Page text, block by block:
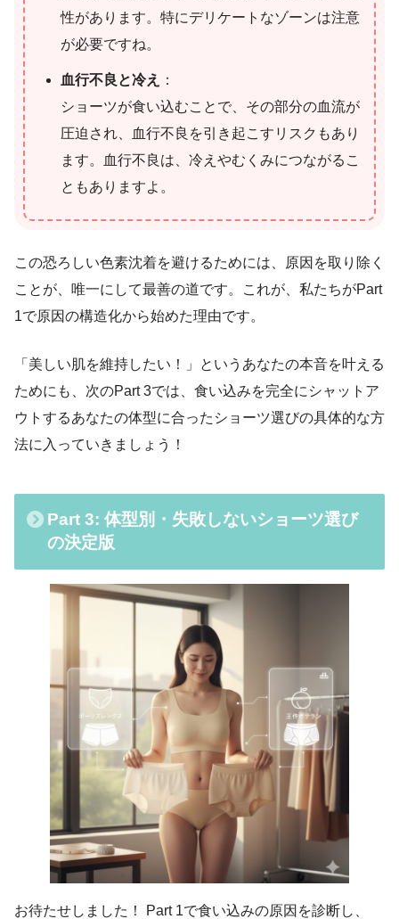
性があります。特にデリケートなゾーンは注意
が必要ですね。
血行不良と冷え
：
ショーツが食い込むことで、その部分の血流が
圧迫され、血行不良を引き起こすリスクもあり
ます。血行不良は、冷えやむくみにつながるこ
ともありますよ。
この恐ろしい色素沈着を避けるためには、原因を取り除く
ことが、唯一にして最善の道です。これが、私たちがPart
1で原因の構造化から始めた理由です。
「美しい肌を維持したい！」というあなたの本音を叶える
ためにも、次のPart 3では、食い込みを完全にシャットア
ウトするあなたの体型に合ったショーツ選びの具体的な方
法に入っていきましょう！
Part 3: 体型別・失敗しないショーツ選び
の決定版
お待たせしました！ Part 1で食い込みの原因を診断し、